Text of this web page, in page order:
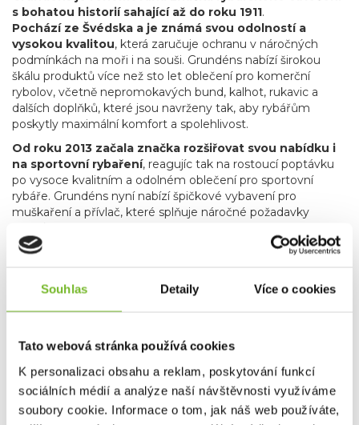
Souhlas Detaily Více o cookies
Tato webová stránka používá cookies
K personalizaci obsahu a reklam, poskytování funkcí
sociálních médií a analýze naší návštěvnosti využíváme
soubory cookie. Informace o tom, jak náš web používáte,
s bohatou historií sahající až do roku 1911.
Pochází ze Švédska a je známá svou odolností a
vysokou kvalitou, která zaručuje ochranu v náročných
podmínkách na moři i na souši. Grundéns nabízí širokou
škálu produktů více než sto let oblečení pro komerční
rybolov, včetně nepromokavých bund, kalhot, rukavic a
dalších doplňků, které jsou navrženy tak, aby rybářům
poskytly maximální komfort a spolehlivost.
Od roku 2013 začala značka rozšiřovat svou nabídku i
na sportovní rybaření, reagujíc tak na rostoucí poptávku
po vysoce kvalitním a odolném oblečení pro sportovní
rybáře. Grundéns nyní nabízí špičkové vybavení pro
muškaření a přívlač, které splňuje náročné požadavky
pro muškaření a přívlač zahrnují vše od technických
bund a až po broďáky, které vám umožní soustředit se
specializovaného rybářského oblečení zahrnuje nabídka
značky Grundéns také skvělé lifestyle produkty, jako jsou
poskytují komfort a praktičnost, ale také umožňují rybářům
a outdoorovým nadšencům nosit oblečení, které reflektuje
jejich vášeň pro rybaření i v běžném životě.
Grundéns díky svému závazku k inovacím, použitým
materiálům, udržitelnosti a kvalitě je oblíbenou